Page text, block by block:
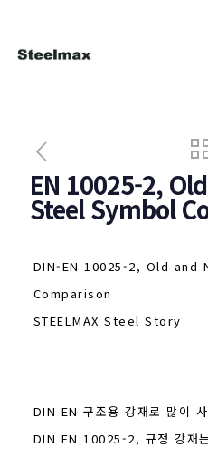
EN 10025-2,
Steel Symbol
DIN-EN 10025-2, Old
Comparison
STEELMAX Steel Story
DIN EN 구조용 강재로 많이 사
DIN EN 10025-2, 규정 강재